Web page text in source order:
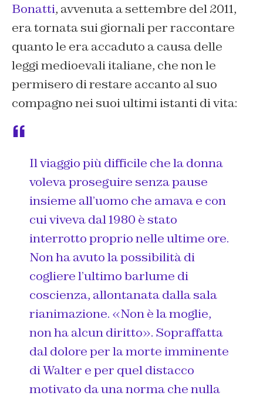
Bonatti, avvenuta a settembre del 2011,
era tornata sui giornali per raccontare
quanto le era accaduto a causa delle
leggi medioevali italiane, che non le
permisero di restare accanto al suo
compagno nei suoi ultimi istanti di vita:
Il viaggio più difficile che la donna
voleva proseguire senza pause
insieme all’uomo che amava e con
cui viveva dal 1980 è stato
interrotto proprio nelle ultime ore.
Non ha avuto la possibilità di
cogliere l’ultimo barlume di
coscienza, allontanata dalla sala
rianimazione. «Non è la moglie,
non ha alcun diritto». Sopraffatta
dal dolore per la morte imminente
di Walter e per quel distacco
motivato da una norma che nulla